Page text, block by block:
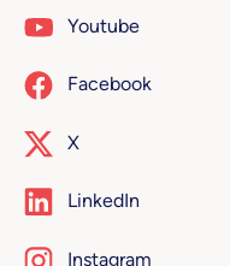
Youtube
Facebook
X
LinkedIn
Instagram